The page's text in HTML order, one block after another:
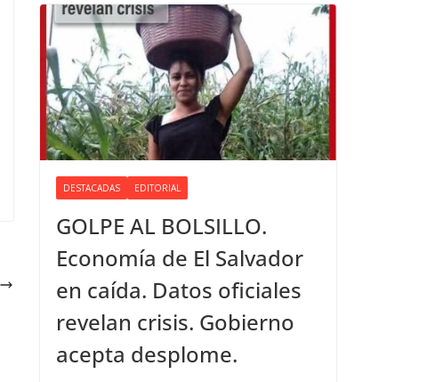
DESTACADAS EDITORIAL
GOLPE AL BOLSILLO.
Economía de El Salvador
en caída. Datos oficiales
revelan crisis. Gobierno
acepta desplome.